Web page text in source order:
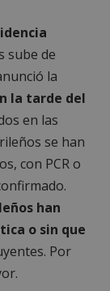
sube de
la
la tarde del
en las
se han
con PCR o
han
o sin que
Por